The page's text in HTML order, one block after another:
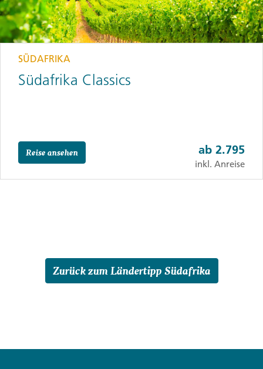
SÜDAFRIKA
Südafrika Classics
Reise ansehen ab 2.795
inkl. Anreise
Zurück zum Ländertipp Südafrika